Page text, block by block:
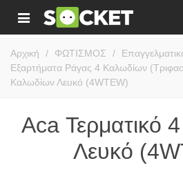
Αρχική / ΦΩΤΙΣΜΟΣ /
Εξαρτήματα Ράγας 4 Καλωδίων
Καλωδίων Λευκό (4WTEW)
Aca Τερματικό
Λευκό